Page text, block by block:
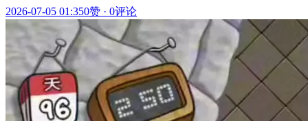
2026-07-05 01:350赞 · 0评论